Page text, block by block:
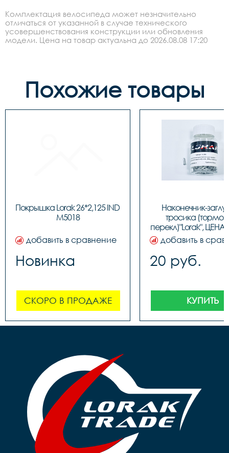
Комплектация велосипеда может незначительно
отличаться от указанной в случае технического
усовершенствования конструкции или обновления
модели. Цена на товар актуальна до 2026.08.08 17:20
Похожие товары
Покрышка Lorak 26*2,125 IND
M5018
добавить в сравнение
Новинка
СКОРО В ПРОДАЖЕ
Наконечник-
тросика
перекл)"Lorak", ЦЕНА
(100шт в
добавить в
20 руб.
КУПИТЬ